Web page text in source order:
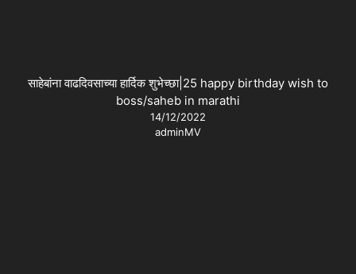
साहेबांना वाढदिवसाच्या हार्दिक शुभेच्छा|25 happy birthday wish to
boss/saheb in marathi
14/12/2022
adminMV